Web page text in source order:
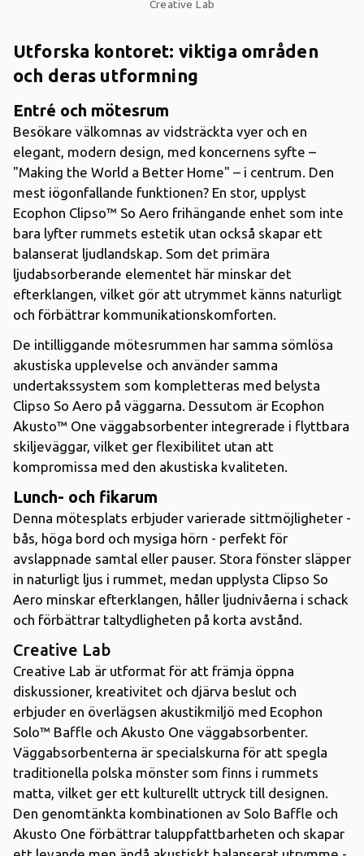
Creative Lab
Utforska kontoret: viktiga områden
och deras utformning
Entré och mötesrum
Besökare välkomnas av vidsträckta vyer och en
elegant, modern design, med koncernens syfte –
"Making the World a Better Home" – i centrum. Den
mest iögonfallande funktionen? En stor, upplyst
Ecophon Clipso™ So Aero frihängande enhet som inte
bara lyfter rummets estetik utan också skapar ett
balanserat ljudlandskap. Som det primära
ljudabsorberande elementet här minskar det
efterklangen, vilket gör att utrymmet känns naturligt
och förbättrar kommunikationskomforten.
De intilliggande mötesrummen har samma sömlösa
akustiska upplevelse och använder samma
undertakssystem som kompletteras med belysta
Clipso So Aero på väggarna. Dessutom är Ecophon
Akusto™ One väggabsorbenter integrerade i flyttbara
skiljeväggar, vilket ger flexibilitet utan att
kompromissa med den akustiska kvaliteten.
Lunch- och fikarum
Denna mötesplats erbjuder varierade sittmöjligheter -
bås, höga bord och mysiga hörn - perfekt för
avslappnade samtal eller pauser. Stora fönster släpper
in naturligt ljus i rummet, medan upplysta Clipso So
Aero minskar efterklangen, håller ljudnivåerna i schack
och förbättrar taltydligheten på korta avstånd.
Creative Lab
Creative Lab är utformat för att främja öppna
diskussioner, kreativitet och djärva beslut och
erbjuder en överlägsen akustikmiljö med Ecophon
Solo™ Baffle och Akusto One väggabsorbenter.
Väggabsorbenterna är specialskurna för att spegla
traditionella polska mönster som finns i rummets
matta, vilket ger ett kulturellt uttryck till designen.
Den genomtänkta kombinationen av Solo Baffle och
Akusto One förbättrar taluppfattbarheten och skapar